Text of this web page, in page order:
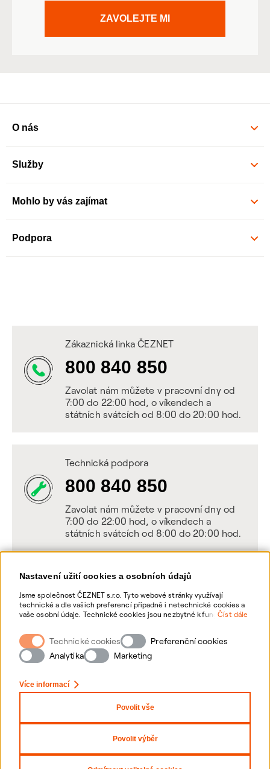
Nastavení užití cookies a osobních údajů
Jsme společnost ČEZNET s.r.o. Tyto webové stránky využívají
technické a dle vašich preferencí případně i netechnické cookies a
vaše osobní údaje. Technické cookies jsou nezbytné k fungování
webové stránky vašim preferencím, k personalizaci reklam a
analytice. Pro sběr a zpracování netechnických cookies a vašich
osobních údajů, nám můžete udělit souhlas. Bližší informace o
vašich právech, zpracování osobních údajů, včetně možnosti
Číst dále
Technické cookies
Preferenční cookies
Analytika
Marketing
Více informací
Povolit vše
Povolit výběr
ZAVOLEJTE MI
O nás
Služby
Mohlo by vás zajímat
Podpora
Zákaznická linka ČEZNET
800 840 850
Zavolat nám můžete v pracovní dny od
7:00 do 22:00 hod, o víkendech a
státních svátcích od 8:00 do 20:00 hod.
Technická podpora
800 840 850
Zavolat nám můžete v pracovní dny od
7:00 do 22:00 hod, o víkendech a
státních svátcích od 8:00 do 20:00 hod.
Napište nám
POSLAT VZKAZ
Zanechte nám vzkaz online, my se vám
ozveme zpět
Ochrana osobních údajů
Copyright 2026 ČEZNET s.r.o. - Všechna práva